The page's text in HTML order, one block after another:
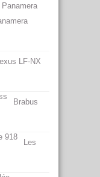
LF-NX
Brabus
Les